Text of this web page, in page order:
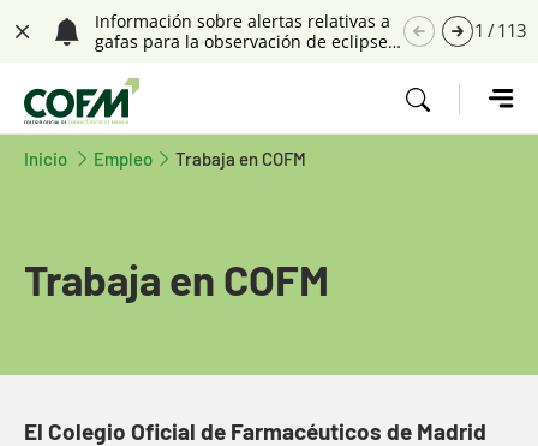
Saltar navegación. Ir directamente al contenido principal
Información sobre alertas relativas a
gafas para la observación de eclipses
1 /113
Tecla de acceso 1
Inicio Tecla de acceso 1
Empleo Trabaja en COFM
Trabaja en COFM
El Colegio Oficial de Farmacéuticos de Madrid